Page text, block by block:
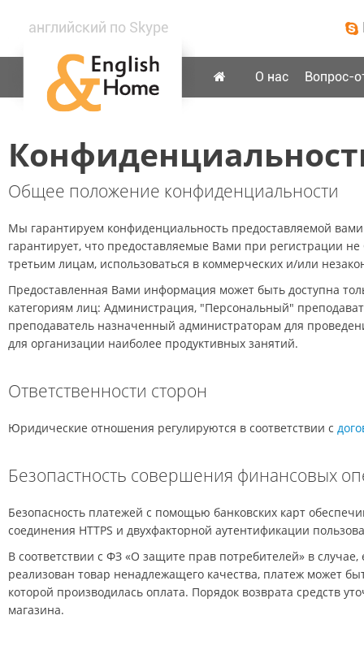
английский по Skype
О нас Вопрос-
Общее положение конфиденциальности
Мы гарантируем конфиденциальность предоставляемой
гарантирует, что предоставляемые Вами при регистрации не
третьим лицам, использоваться в коммерческих и/или
Предоставленная Вами информация может быть доступна
категориям лиц: Администрация, "Персональный"
преподаватель назначенный администраторам для
для организации наиболее продуктивных занятий.
Ответственности сторон
Юридические отношения регулируются в соответствии с
Безопастность совершения финансовых
Безопасность платежей с помощью банковских карт
соединения HTTPS и двухфакторной аутентификации
В соответствии с ФЗ «О защите прав потребителей» в
реализован товар ненадлежащего качества, платеж может
которой производилась оплата. Порядок возврата средств
магазина.